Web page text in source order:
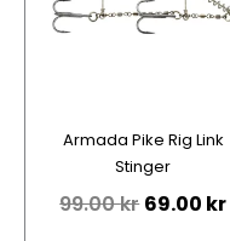
Armada Pike Rig Link
Stinger
99.00kr 69.00 kr
varianter.
produktsidan